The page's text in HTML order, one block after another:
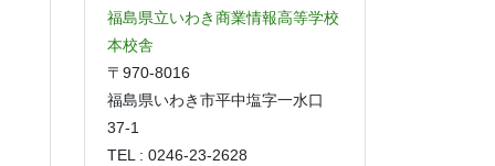
福島県立いわき商業情報高等学校
本校舎
〒970-8016
福島県いわき市平中塩字一水口
37‐1
TEL : 0246-23-2628